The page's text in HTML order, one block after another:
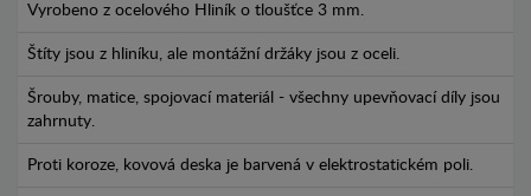
Vyrobeno z ocelového Hliník o tloušťce 3 mm.
Štíty jsou z hliníku, ale montážní držáky jsou z oceli.
Šrouby, matice, spojovací materiál - všechny upevňovací díly jsou
zahrnuty.
Proti koroze, kovová deska je barvená v elektrostatickém poli.